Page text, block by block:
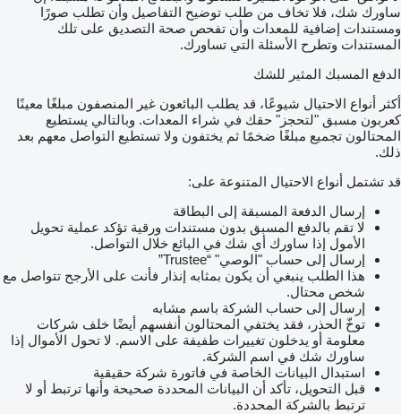
ساورك شك، فلا تخاف من طلب توضيح التفاصيل وأن تطلب صورًا
ومستندات إضافية للمعدات وأن تفحص صحة التصديق على تلك
المستندات وتطرح الأسئلة التي تساورك.
الدفع المسبك المثير للشك
أكثر أنواع الاحتيال شيوعًا، قد يطلب البائعون غير المنصفون مبلغًا معينًا
كعربون مسبق "لتحجز" حقك في شراء المعدات. وبالتالي يستطيع
المحتالون تجميع مبلغًا ضخمًا ثم يختفون ولا تستطيع التواصل معهم بعد
ذلك.
قد تشتمل أنواع الاحتيال المتنوعة على:
إرسال الدفعة المسبقة إلى البطاقة
لا تقم بالدفع المسبق بدون مستندات ورقية تؤكد عملية تحويل
الأمول إذا ساورك أي شك في البائع خلال التواصل.
إرسال إلى حساب "الوصي" “Trustee”
هذا الطلب ينبغي أن يكون بمثابه إنذار فأنت على الأرجح تتواصل مع
شخص محتال.
إرسال إلى حساب الشركة باسم مشابه
توخّ الحذر، فقد يختفي المحتالون أنفسهم أيضًا خلف شركات
معلومة أو يدخلون تغييرات طفيفة على الاسم. لا تحول الأموال إذا
ساورك شك في اسم الشركة.
استبدال البيانات الخاصة في فاتورة شركة حقيقية
قبل التحويل، تأكد أن البيانات المحددة صحيحة وأنها ترتبط أو لا
ترتبط بالشركة المحددة.